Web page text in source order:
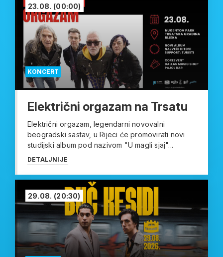
KONCERT
23.08. (00:00)
Električni orgazam na Trsatu
Električni orgazam, legendarni novovalni
beogradski sastav, u Rijeci će promovirati novi
studijski album pod nazivom "U magli sjaj"...
DETALJNIJE
29.08. (20:30)